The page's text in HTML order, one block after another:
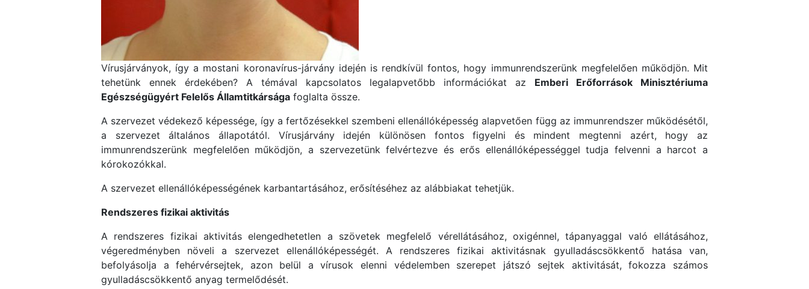
Vírusjárványok, így a mostani koronavírus-járvány idején is rendkívül fontos, hogy immunrendszerünk megfelelően működjön. Mit
tehetünk ennek érdekében? A témával kapcsolatos legalapvetőbb információkat az Emberi Erőforrások Minisztériuma
Egészségügyért Felelős Államtitkársága foglalta össze.
A szervezet védekező képessége, így a fertőzésekkel szembeni ellenállóképesség alapvetően függ az immunrendszer működésétől,
a szervezet általános állapotától. Vírusjárvány idején különösen fontos figyelni és mindent megtenni azért, hogy az
immunrendszerünk megfelelően működjön, a szervezetünk felvértezve és erős ellenállóképességgel tudja felvenni a harcot a
kórokozókkal.
A szervezet ellenállóképességének karbantartásához, erősítéséhez az alábbiakat tehetjük.
Rendszeres fizikai aktivitás
A rendszeres fizikai aktivitás elengedhetetlen a szövetek megfelelő vérellátásához, oxigénnel, tápanyaggal való ellátásához,
végeredményben növeli a szervezet ellenállóképességét. A rendszeres fizikai aktivitásnak gyulladáscsökkentő hatása van,
befolyásolja a fehérvérsejtek, azon belül a vírusok elenni védelemben szerepet játszó sejtek aktivitását, fokozza számos
gyulladáscsökkentő anyag termelődését.